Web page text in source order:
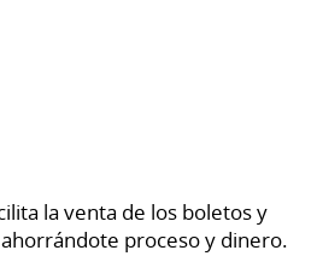
la venta de los boletos y
proceso y dinero.